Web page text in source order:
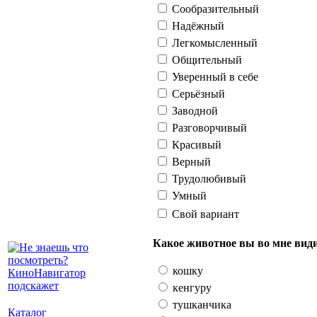
Каталог
Сообразительный
Надёжный
Легкомысленный
Общительный
Уверенный в себе
Серьёзный
Заводной
Разговорчивый
Красивый
Верный
Трудолюбивый
Умный
Свой вариант
Какое животное вы во мне
кошку
кенгуру
тушканчика